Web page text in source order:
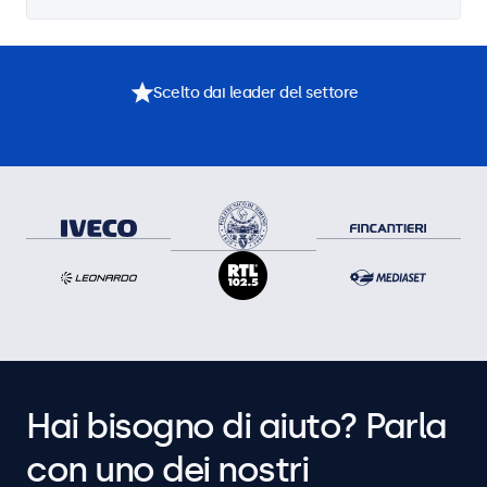
Scelto dai leader del settore
Hai bisogno di aiuto? Parla
con uno dei nostri